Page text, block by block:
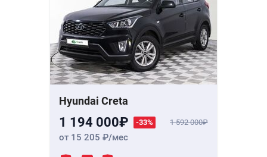
Hyundai Creta
1 194 000 -33% 1 592 000
от 15 205 /мес